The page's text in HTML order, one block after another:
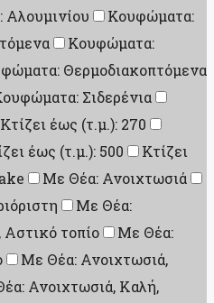
Κουφώματα:
Κουφώματα:
Θερμοδιακοπτόμενα
Σιδερένια
Κτίζει έως (τ.μ.): 270
έως (τ.μ.): 500
Κτίζει
Με Θέα: Ανοιχτωσιά
Με Θέα:
Αστικό τοπίο
Με Θέα:
Με Θέα: Ανοιχτωσιά,
Ανοιχτωσιά, Καλή,